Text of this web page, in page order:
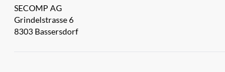
SECOMP AG
Grindelstrasse 6
8303 Bassersdorf